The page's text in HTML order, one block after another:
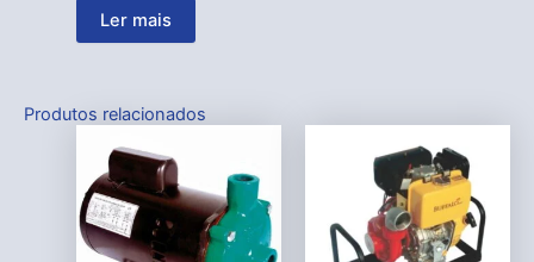
Ler mais
Produtos relacionados